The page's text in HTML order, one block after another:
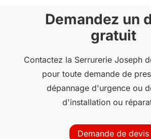
Demandez un
gratuit
Contactez la Serrurerie Joseph
pour toute demande de
dépannage d'urgence ou
d'installation ou
Demande de devis